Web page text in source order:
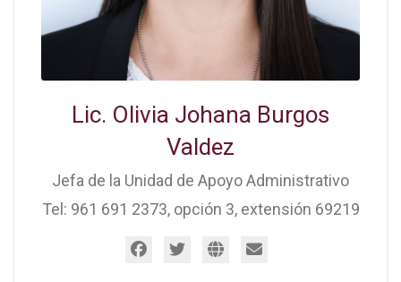
Lic. Olivia Johana Burgos
Valdez
Jefa de la Unidad de Apoyo Administrativo
Tel: 961 691 2373, opción 3, extensión 69219